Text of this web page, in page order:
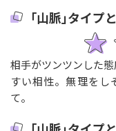
｢山脈｣タイプ
相手がツンツンした
すい相性。無理をし
て。